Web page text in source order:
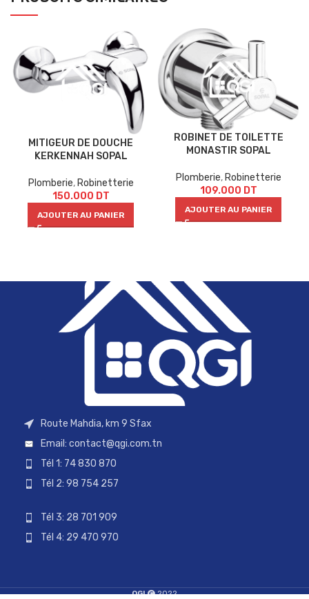
MITIGEUR DE DOUCHE
KERKENNAH SOPAL
Plomberie, Robinetterie
150.000 DT
AJOUTER AU PANIER
ROBINET DE TOILETTE
MONASTIR SOPAL
Plomberie, Robinetterie
109.000 DT
AJOUTER AU PANIER
Route Mahdia, km 9 Sfax
Email: contact@qgi.com.tn
Tél 1: 74 830 870
Tél 2: 98 754 257
Tél 3: 28 701 909
Tél 4: 29 470 970
QGI 2022